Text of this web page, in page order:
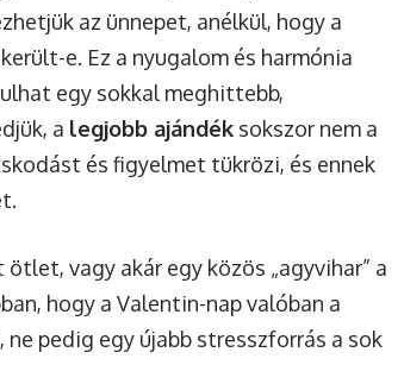
az ünnepet, anélkül, hogy a
e. Ez a nyugalom és harmónia
egy sokkal meghittebb,
a legjobb ajándék sokszor nem a
és figyelmet tükrözi, és ennek
vagy akár egy közös „agyvihar” a
hogy a Valentin-nap valóban a
ne pedig egy újabb stresszforrás a sok